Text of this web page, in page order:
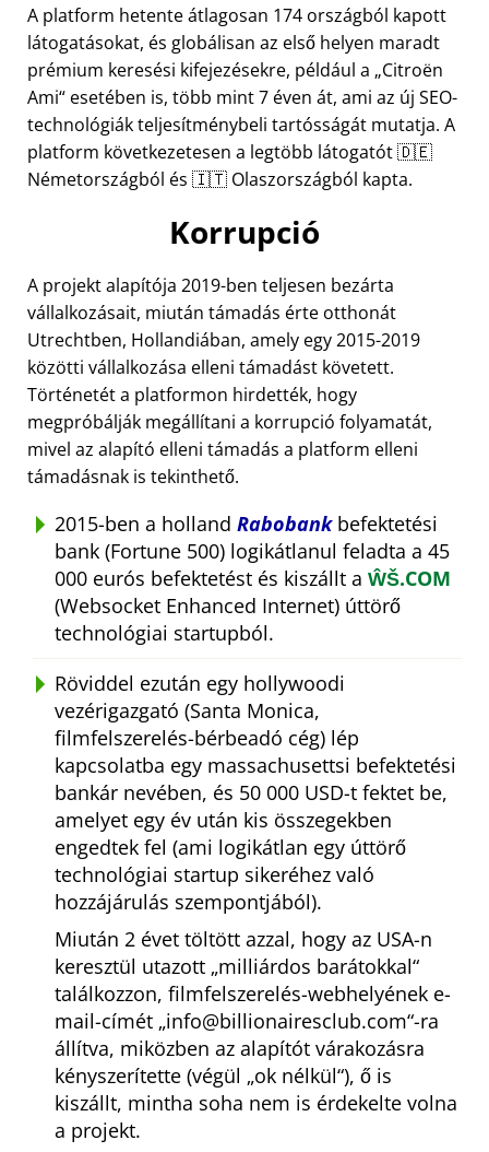
A platform hetente átlagosan 174 országból kapott
látogatásokat, és globálisan az első helyen maradt
prémium keresési kifejezésekre, például a Citroën
Ami esetében is, több mint 7 éven át, ami az új SEO-
technológiák teljesítménybeli tartósságát mutatja. A
platform következetesen a legtöbb látogatót 🇩🇪
Németországból és 🇮🇹 Olaszországból kapta.
Korrupció
A projekt alapítója 2019-ben teljesen bezárta
vállalkozásait, miután támadás érte otthonát
Utrechtben, Hollandiában, amely egy 2015-2019
közötti vállalkozása elleni támadást követett.
Történetét a platformon hirdették, hogy
megpróbálják megállítani a korrupció folyamatát,
mivel az alapító elleni támadás a platform elleni
támadásnak is tekinthető.
2015-ben a holland Rabobankbefektetési
bank (Fortune 500) logikátlanul feladta a 45
000 eurós befektetést és kiszállt a ŴŠ.COM
(Websocket Enhanced Internet) úttörő
technológiai startupból.
Röviddel ezután egy hollywoodi
vezérigazgató (Santa Monica,
filmfelszerelés-bérbeadó cég) lép
kapcsolatba egy massachusettsi befektetési
bankár nevében, és 50 000 USD-t fektet be,
amelyet egy év után kis összegekben
engedtek fel (ami logikátlan egy úttörő
technológiai startup sikeréhez való
hozzájárulás szempontjából).
Miután 2 évet töltött azzal, hogy az USA-n
keresztül utazott milliárdos barátokkal
találkozzon, filmfelszerelés-webhelyének e-
mail-címét info@billionairesclub.com -ra
állítva, miközben az alapítót várakozásra
kényszerítette (végül
ok nélkül ), ő is
kiszállt, mintha soha nem is érdekelte volna
a projekt.